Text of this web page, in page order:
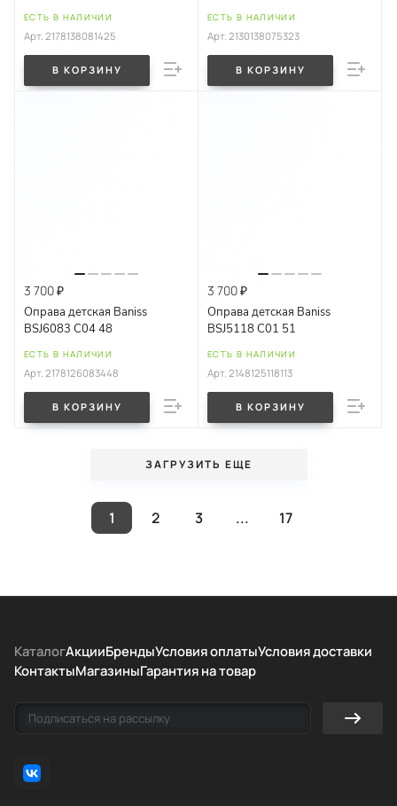
ЕСТЬ В НАЛИЧИИ
Арт. 2178138081425
В КОРЗИНУ
ЕСТЬ В НАЛИЧИИ
Арт. 2130138075323
В КОРЗИНУ
3 700 ₽
Оправа детская Baniss
BSJ6083 C04 48
ЕСТЬ В НАЛИЧИИ
Арт. 2178126083448
В КОРЗИНУ
3 700 ₽
Оправа детская Baniss
BSJ5118 C01 51
ЕСТЬ В НАЛИЧИИ
Арт. 2148125118113
В КОРЗИНУ
ЗАГРУЗИТЬ ЕЩЕ
1 2 3 ... 17
КаталогАкцииБрендыУсловия оплатыУсловия доставки
КонтактыМагазиныГарантия на товар